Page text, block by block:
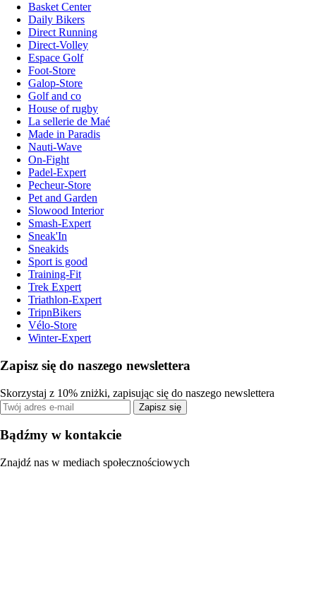
Basket Center
Daily Bikers
Direct Running
Direct-Volley
Espace Golf
Foot-Store
Galop-Store
Golf and co
House of rugby
La sellerie de Maé
Made in Paradis
Nauti-Wave
On-Fight
Padel-Expert
Pecheur-Store
Pet and Garden
Slowood Interior
Smash-Expert
Sneak'In
Sneakids
Sport is good
Training-Fit
Trek Expert
Triathlon-Expert
TripnBikers
Vélo-Store
Winter-Expert
Zapisz się do naszego newslettera
Skorzystaj z 10% zniżki, zapisując się do naszego newslettera
Zapisz się
Bądźmy w kontakcie
Znajdź nas w mediach społecznościowych